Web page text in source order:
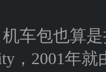
车包也算
，2001年